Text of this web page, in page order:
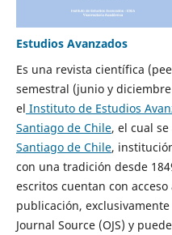
Estudios Avanzados
Es una revista científica
semestral (junio y
el Instituto de Estudios
Santiago de Chile, el cual
Santiago de Chile,
con una tradición desde
escritos cuentan con
publicación,
Journal Source (OJS) y